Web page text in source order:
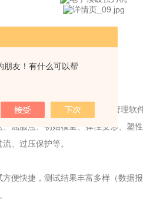
朋友！有什么可以帮
件，打印机接口。
EXCEL文档，方便与用户企业管理软
屈服点、初始模量、弹性变形、塑性
、过压保护等。
便快捷，测试结果丰富多样（数据